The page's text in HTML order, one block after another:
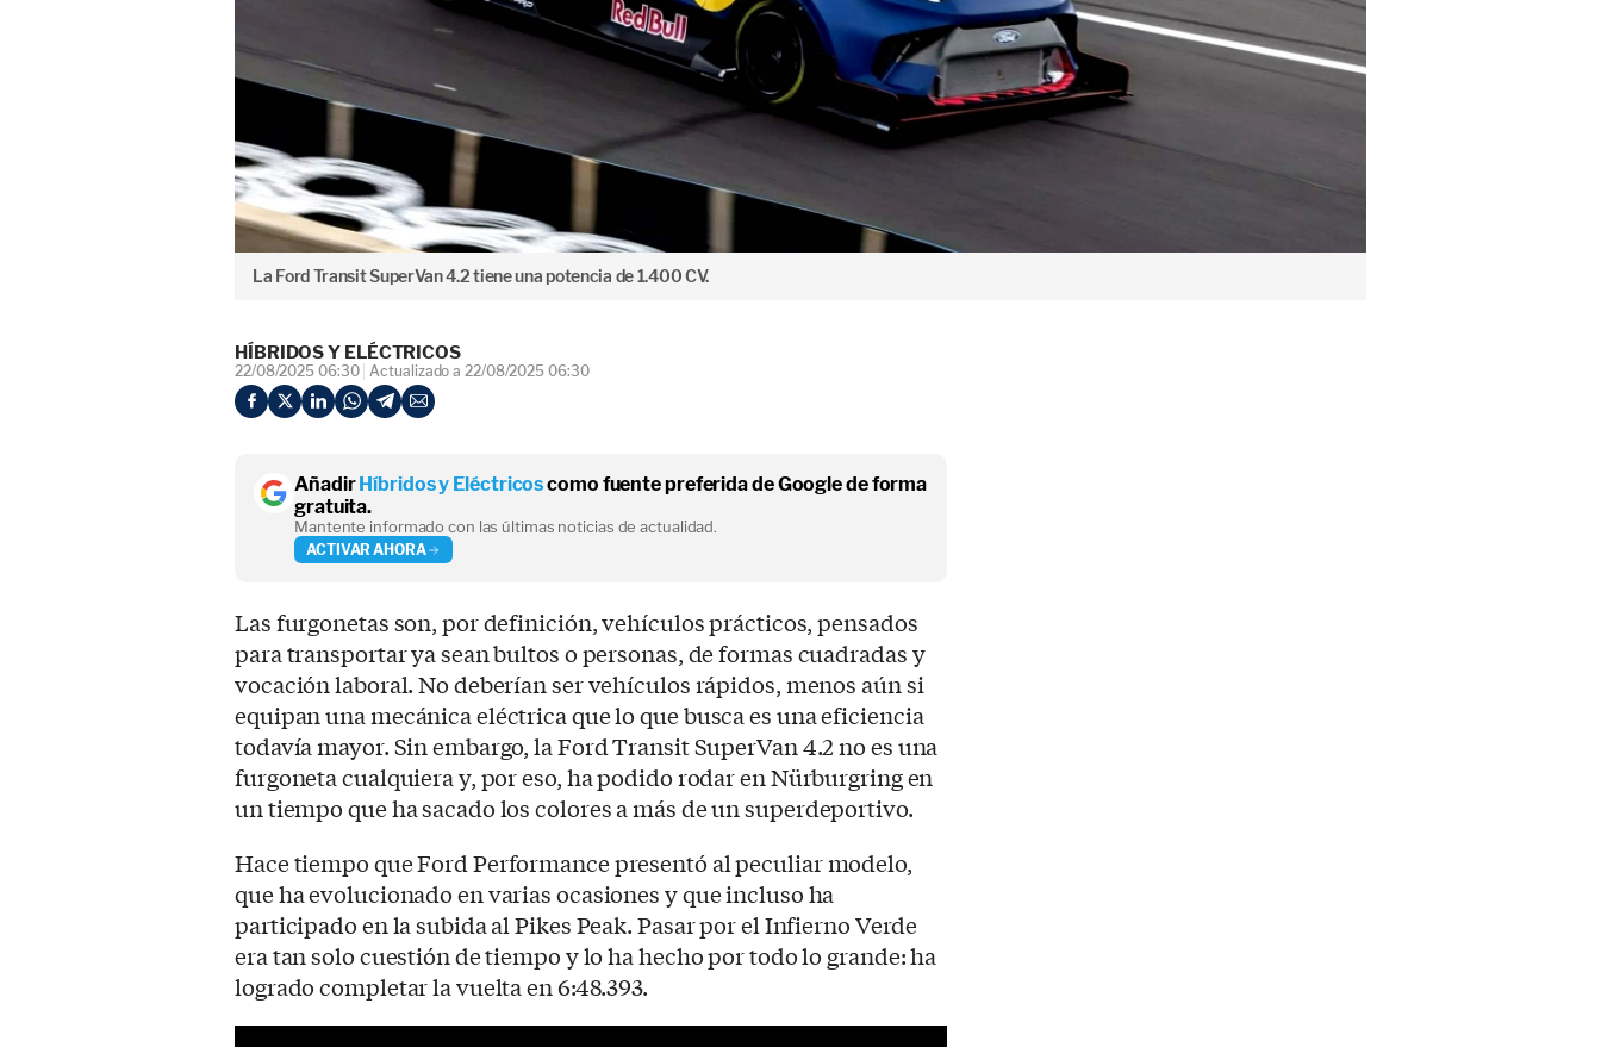
La Ford Transit SuperVan 4.2 tiene una potencia de 1.400 CV.
HÍBRIDOS Y ELÉCTRICOS
22/08/2025 06:30 Actualizado a 22/08/2025 06:30
Añadir Híbridos y Eléctricoscomo fuente preferida de Google de forma
gratuita.
Mantente informado con las últimas noticias de actualidad.
ACTIVAR AHORA
Las furgonetas son, por definición, vehículos prácticos, pensados
para transportar ya sean bultos o personas, de formas cuadradas y
vocación laboral. No deberían ser vehículos rápidos, menos aún si
equipan una mecánica eléctrica que lo que busca es una eficiencia
todavía mayor. Sin embargo, la Ford Transit SuperVan 4.2 no es una
furgoneta cualquiera y, por eso, ha podido rodar en Nürburgring en
un tiempo que ha sacado los colores a más de un superdeportivo.
Hace tiempo que Ford Performance presentó al peculiar modelo,
que ha evolucionado en varias ocasiones y que incluso ha
participado en la subida al Pikes Peak. Pasar por el Infierno Verde
era tan solo cuestión de tiempo y lo ha hecho por todo lo grande: ha
logrado completar la vuelta en 6:48.393.